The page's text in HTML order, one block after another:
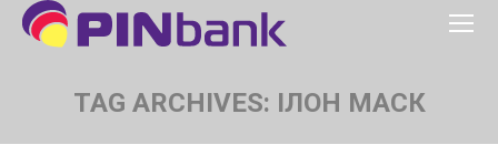
TAG ARCHIVES: ІЛОН МАСК
You are here: